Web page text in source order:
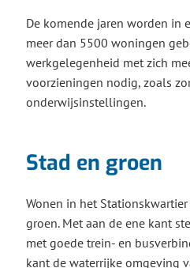
De komende jaren worden in
meer dan 5500 woningen
werkgelegenheid met zich
voorzieningen nodig, zoals
onderwijsinstellingen.
Stad en groen
Wonen in het
groen. Met aan de ene kant
met goede trein- en
kant de waterrijke omgeving